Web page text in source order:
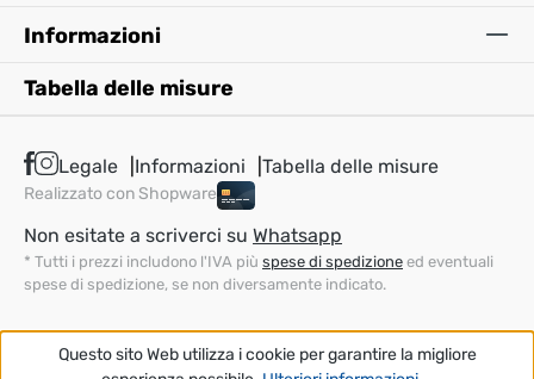
Informazioni
Tabella delle misure
Legale Informazioni Tabella delle misure
Realizzato con Shopware
Non esitate a scriverci su Whatsapp
* Tutti i prezzi includono l'IVA più spese di spedizione ed eventuali
spese di spedizione, se non diversamente indicato.
Questo sito Web utilizza i cookie per garantire la migliore